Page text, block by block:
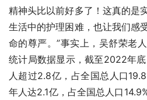
精神头比以前好多了！这真的是
生活中的护理困难，也让我们感
命的尊严。”事实上，吴舒荣老
统计局数据显示，截至2022年
人超过2.8亿，占全国总人口
年人达2.1亿，占全国总人口